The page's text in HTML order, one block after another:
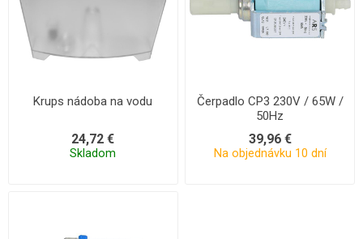
Krups nádoba na vodu
24,72 €
Skladom
Čerpadlo CP3 230V / 65W /
50Hz
39,96 €
Na objednávku 10 dní